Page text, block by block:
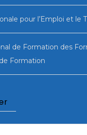
pour l’Emploi et le
de Formation des
Formation